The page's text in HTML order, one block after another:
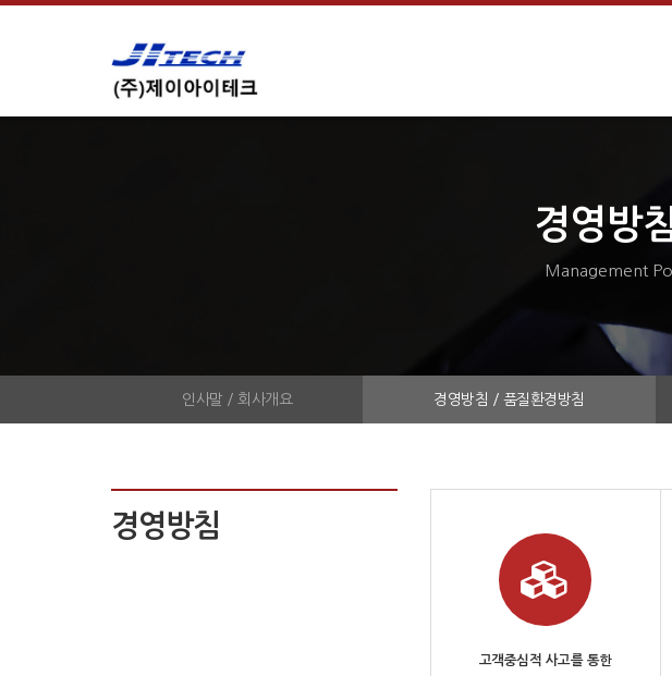
경영방
Management
인사말 / 회사개요 경영방침 / 품질환경방침
경영방침
고객중심적 사고를 통한